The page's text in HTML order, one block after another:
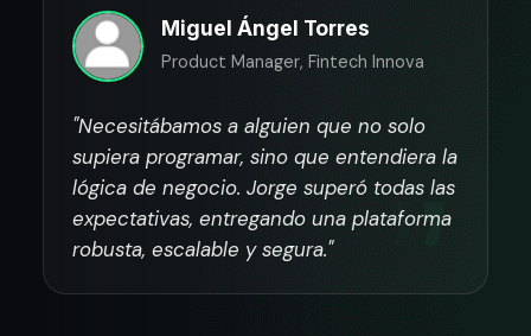
Miguel Ángel Torres
Product Manager, Fintech Innova
"Necesitábamos a alguien que no solo
supiera programar, sino que entendiera la
lógica de negocio. Jorge superó todas las
expectativas, entregando una plataforma
robusta, escalable y segura."